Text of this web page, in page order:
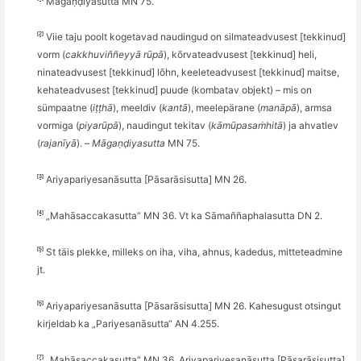
[2] Viie taju poolt kogetavad naudingud on silmateadvusest [tekkinud]
vorm (cakkhuviññeyyā rūpā), kõrvateadvusest [tekkinud] heli,
ninateadvusest [tekkinud] lõhn, keeleteadvusest [tekkinud] maitse,
kehateadvusest [tekkinud] puude (kombatav objekt) – mis on
sümpaatne (iṭṭhā), meeldiv (kantā), meelepärane (manāpā), armsa
vormiga (piyarūpā), naudingut tekitav (kāmūpasaṁhitā) ja ahvatlev
(rajanīyā). – Māgaṇḍiyasutta MN 75.
[3] Ariyapariyesanāsutta [Pāsarāsisutta] MN 26.
[4] „Mahāsaccakasutta“ MN 36. Vt ka Sāmaññaphalasutta DN 2.
[5] St täis plekke, milleks on iha, viha, ahnus, kadedus, mitteteadmine
jt.
[6] Ariyapariyesanāsutta [Pāsarāsisutta] MN 26. Kahesugust otsingut
kirjeldab ka „Pariyesanāsutta“ AN 4.255.
[7]